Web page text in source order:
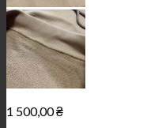
1 500,00₴